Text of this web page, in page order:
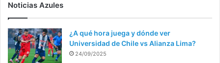
Noticias Azules
¿A qué hora juega y dónde ver
Universidad de Chile vs Alianza Lima?
24/09/2025